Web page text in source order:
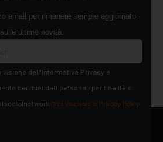
email per rimanere sempre aggiornato
sulle ultime novità.
visione dell'Informativa Privacy e
dei miei dati personali per finalità di
(Per visionare la Privacy Policy